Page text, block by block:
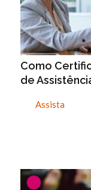
Como
de
Assista